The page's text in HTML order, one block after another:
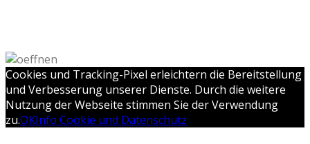
Cookies und Tracking-Pixel erleichtern die Bereitstellung
und Verbesserung unserer Dienste. Durch die weitere
Nutzung der Webseite stimmen Sie der Verwendung
zu.OKInfo Cookie und Datenschutz